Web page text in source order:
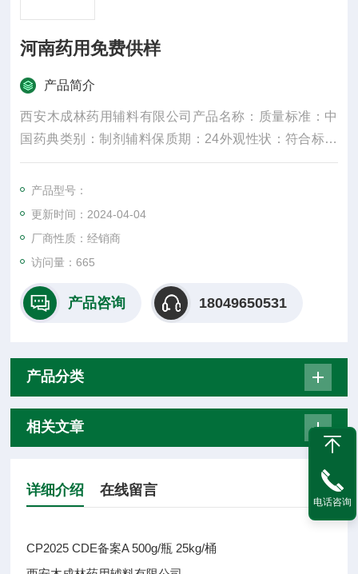
河南药用免费供样
产品简介
西安木成林药用辅料有限公司产品名称：质量标准：中
国药典类别：制剂辅料保质期：24外观性状：符合标准
规格：25kg产品名字：主要成份：颜色：白密度：300
水溶性：是适用掺量：8较低操作温度：5较高操作温
度：30包装规格：25纤维直径：15um±3是否进口：否
产品型号：
更新时间：2024-04-04
厂商性质：经销商
访问量：665
产品咨询 18049650531
产品分类
相关文章
详细介绍 在线留言
CP2025 CDE备案A 500g/瓶 25kg/桶
电话咨询